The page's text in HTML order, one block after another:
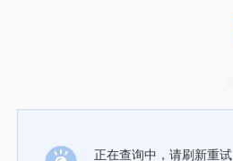
正在查询中，请刷新重试